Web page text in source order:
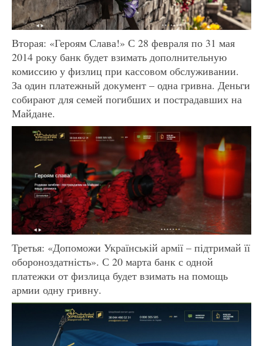
Вторая: «Героям Слава!» С 28 февраля по 31 мая
2014 року банк будет взимать дополнительную
комиссию у физлиц при кассовом обслуживании.
За один платежный документ – одна гривна. Деньги
собирают для семей погибших и пострадавших на
Майдане.
Третья: «Допоможи Українській армії – підтримай її
обороноздатність». С 20 марта банк с одной
платежки от физлица будет взимать на помощь
армии одну гривну.